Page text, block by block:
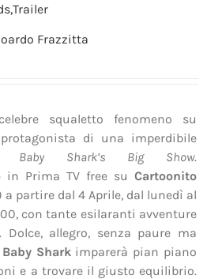
,Trailer
Frazzitta
squaletto fenomeno su
protagonista di una imperdibile
Baby Shark’s Big Show.
in Prima TV free su Cartoonito
a partire dal 4 Aprile, dal lunedì al
con tante esilaranti avventure
allegro, senza paure ma
Baby Sharkimparerà pian piano
e a trovare il giusto equilibrio.